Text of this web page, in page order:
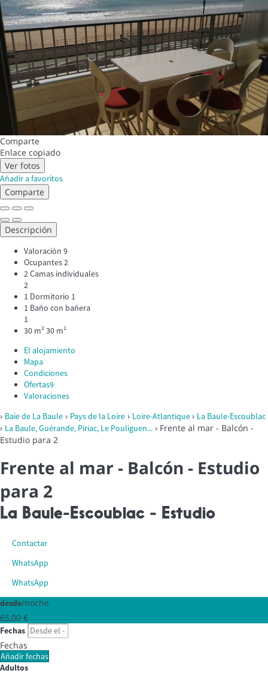
Comparte
Enlace copiado
Ver fotos
Añadir a favoritos
Comparte
Descripción
Valoración 9
Ocupantes2
2 Camas individuales
2
1 Dormitorio 1
1 Baño con bañera
1
30 m²30 m²
El alojamiento
Mapa
Condiciones
Ofertas9
Valoraciones
› Baie de La Baule › Pays de la Loire › Loire-Atlantique› La Baule-Escoublac
› La Baule, Guérande, Piriac, Le Pouliguen... › Frente al mar - Balcón -
Estudio para 2
Frente al mar - Balcón - Estudio
para 2
La Baule-Escoublac - Estudio
Contactar
WhatsApp
WhatsApp
desde/noche
65,00 €
Fechas
Fechas
Añadir fechas
Adultos